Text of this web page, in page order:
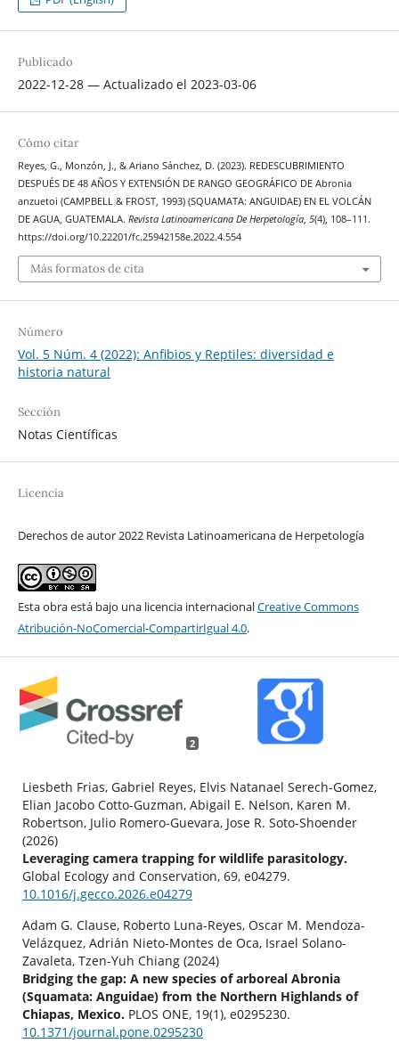
Publicado
2022-12-28 — Actualizado el 2023-03-06
Cómo citar
Reyes, G., Monzón, J., & Ariano Sánchez, D. (2023). REDESCUBRIMIENTO
DESPUÉS DE 48 AÑOS Y EXTENSIÓN DE RANGO GEOGRÁFICO DE Abronia
anzuetoi (CAMPBELL & FROST, 1993) (SQUAMATA: ANGUIDAE) EN EL VOLCÁN
DE AGUA, GUATEMALA. Revista Latinoamericana De Herpetología, 5(4), 108–111.
https://doi.org/10.22201/fc.25942158e.2022.4.554
Más formatos de cita
Número
Vol. 5 Núm. 4 (2022): Anfibios y Reptiles: diversidad e
historia natural
Sección
Notas Científicas
Licencia
Derechos de autor 2022 Revista Latinoamericana de Herpetología
Esta obra está bajo una licencia internacionalCreative Commons
Atribución-NoComercial-CompartirIgual 4.0.
2
Liesbeth Frias, Gabriel Reyes, Elvis Natanael Serech-Gomez,
Elian Jacobo Cotto-Guzman, Abigail E. Nelson, Karen M.
Robertson, Julio Romero-Guevara, Jose R. Soto-Shoender
(2026)
Leveraging camera trapping for wildlife parasitology.
Global Ecology and Conservation, 69, e04279.
10.1016/j.gecco.2026.e04279
Adam G. Clause, Roberto Luna-Reyes, Oscar M. Mendoza-
Velázquez, Adrián Nieto-Montes de Oca, Israel Solano-
Zavaleta, Tzen-Yuh Chiang (2024)
Bridging the gap: A new species of arboreal Abronia
(Squamata: Anguidae) from the Northern Highlands of
Chiapas, Mexico. PLOS ONE, 19(1), e0295230.
10.1371/journal.pone.0295230